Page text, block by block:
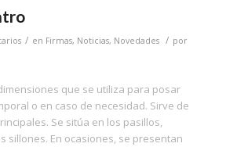
/ en Firmas, Noticias, Novedades / por
que se utiliza para posar
o en caso de necesidad. Sirve de
Se sitúa en los pasillos,
sillones. En ocasiones, se presentan